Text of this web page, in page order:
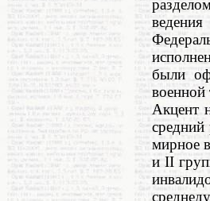
были
военной
Акцент
средний
мирное
и II